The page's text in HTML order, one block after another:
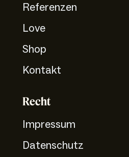
Referenzen
Love
Shop
Kontakt
Recht
Impressum
Datenschutz